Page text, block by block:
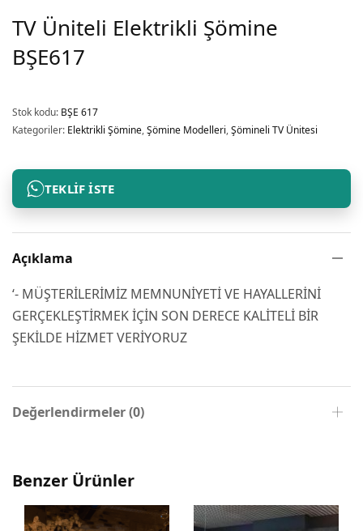
TV Üniteli Elektrikli Şömine
BŞE617
Stok kodu: BŞE 617
Kategoriler: Elektrikli Şömine,Şömine Modelleri,Şömineli TV Ünitesi
TEKLIF İSTE
Açıklama
‘- MÜŞTERİLERİMİZ MEMNUNİYETİ VE HAYALLERİNİ
GERÇEKLEŞTİRMEK İÇİN SON DERECE KALİTELİ BİR
ŞEKİLDE HİZMET VERİYORUZ
Değerlendirmeler (0)
Benzer Ürünler